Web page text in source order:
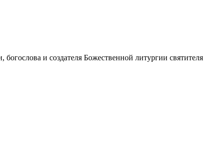
и создателя Божественной литургии святителя